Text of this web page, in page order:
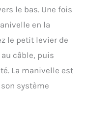
le bas. Une fois
en la
le petit levier de
câble, puis
La manivelle est
système